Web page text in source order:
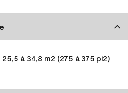
25,5 à 34,8 m2 (275 à 375 pi2)